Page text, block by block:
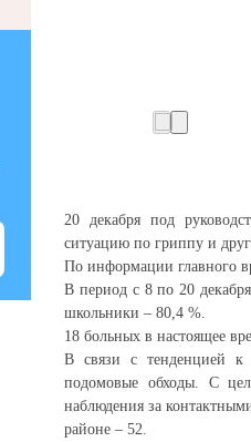
20 декабря под
ситуацию по гриппу и
По информации главного
В период с 8 по 20
школьники – 80,4 %.
18 больных в настоящее
В связи с тенденцией к
подомовые обходы. С
наблюдения за
районе – 52.